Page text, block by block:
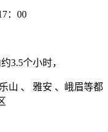
：00
个小时，
、 雅安 、峨眉等都